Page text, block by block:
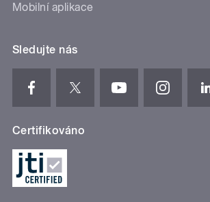
Mobilní aplikace
Sledujte nás
Certifikováno